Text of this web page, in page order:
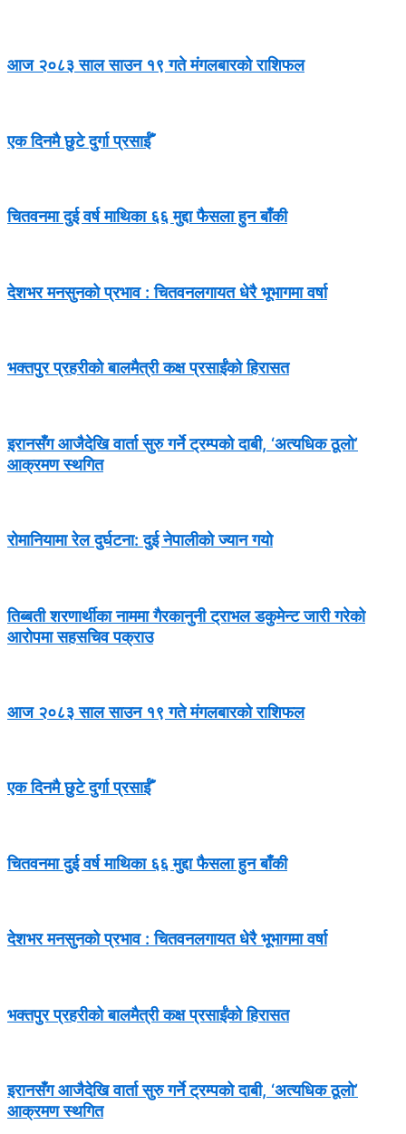
आज २०८३ साल साउन १९ गते मंगलबारको राशिफल
एक दिनमै छुटे दुर्गा प्रसाईँ
चितवनमा दुई वर्ष माथिका ६६ मुद्दा फैसला हुन बाँकी
देशभर मनसुनको प्रभाव : चितवनलगायत धेरै भूभागमा वर्षा
भक्तपुर प्रहरीको बालमैत्री कक्ष प्रसाईंको हिरासत
इरानसँग आजैदेखि वार्ता सुरु गर्ने ट्रम्पको दाबी, ‘अत्यधिक ठूलो’
आक्रमण स्थगित
रोमानियामा रेल दुर्घटना: दुई नेपालीको ज्यान गयो
तिब्बती शरणार्थीका नाममा गैरकानुनी ट्राभल डकुमेन्ट जारी गरेको
आरोपमा सहसचिव पक्राउ
आज २०८३ साल साउन १९ गते मंगलबारको राशिफल
एक दिनमै छुटे दुर्गा प्रसाईँ
चितवनमा दुई वर्ष माथिका ६६ मुद्दा फैसला हुन बाँकी
देशभर मनसुनको प्रभाव : चितवनलगायत धेरै भूभागमा वर्षा
भक्तपुर प्रहरीको बालमैत्री कक्ष प्रसाईंको हिरासत
इरानसँग आजैदेखि वार्ता सुरु गर्ने ट्रम्पको दाबी, ‘अत्यधिक ठूलो’
आक्रमण स्थगित